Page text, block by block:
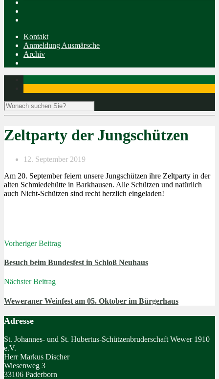
Kontakt
Anmeldung Ausmärsche
Archiv
Zeltparty der Jungschützen
12. September 2019
Am 20. September feiern unsere Jungschützen ihre Zeltparty in der
alten Schmiedehütte in Barkhausen. Alle Schützen und natürlich
auch Nicht-Schützen sind recht herzlich eingeladen!
Vorheriger Beitrag
Besuch beim Bundesfest in Schloß Neuhaus
Nächster Beitrag
Weweraner Weinfest am 05. Oktober im Bürgerhaus
Adresse
St. Johannes- und St. Hubertus-Schützenbruderschaft Wewer 1910
e.V.
Herr Markus Discher
Wiesenweg 3
33106 Paderborn